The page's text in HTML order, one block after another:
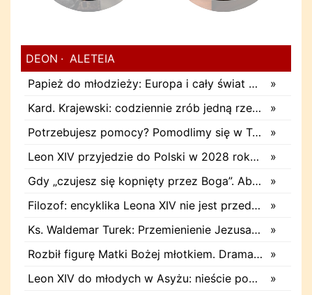
DEON
ALETEIA
»
Papież do młodzieży: Europa i cały świat poszukują pośród was nowych świętych
»
Kard. Krajewski: codziennie zrób jedną rzecz. Zobaczysz, co stanie się z twoim życiem
»
Potrzebujesz pomocy? Pomodlimy się w Twojej intencji
»
Leon XIV przyjedzie do Polski w 2028 roku. Trwają przygotowania do papieskiej pielgrzymki
»
Gdy „czujesz się kopnięty przez Boga”. Abp Adrian Galbas: Pan Bóg nie zabierze szpili
»
Filozof: encyklika Leona XIV nie jest przede wszystkim o sztucznej inteligencji
»
Ks. Waldemar Turek: Przemienienie Jezusa daje siłę do pokonywania przeciwności
»
Rozbił figurę Matki Bożej młotkiem. Dramatyczne nagranie w sieci
»
Leon XIV do młodych w Asyżu: nieście pokój i nadzieję